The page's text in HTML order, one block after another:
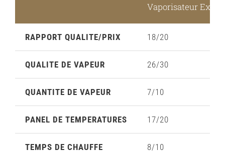
Vaporisateur
RAPPORT QUALITE/PRIX 18/20
QUALITE DE VAPEUR 26/30
QUANTITE DE VAPEUR 7/10
PANEL DE TEMPERATURES 17/20
TEMPS DE CHAUFFE 8/10